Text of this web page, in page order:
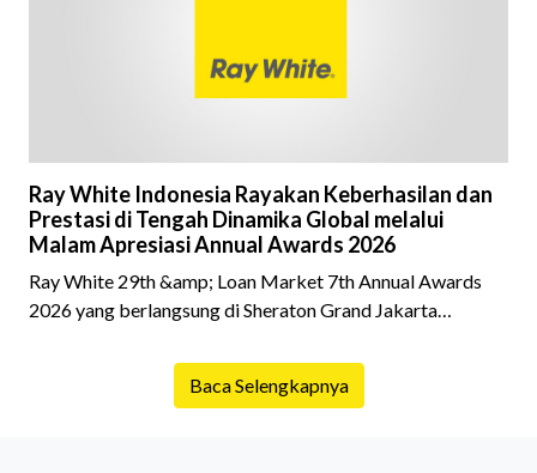
Ray White Indonesia Rayakan Keberhasilan dan
Prestasi di Tengah Dinamika Global melalui
Malam Apresiasi Annual Awards 2026
Ray White 29th &amp; Loan Market 7th Annual Awards
2026 yang berlangsung di Sheraton Grand Jakarta
istimewa bagi para pelaku industri properti dan keuangan.
Lebih dari 400 marketing executives dan principals
Baca Selengkapnya